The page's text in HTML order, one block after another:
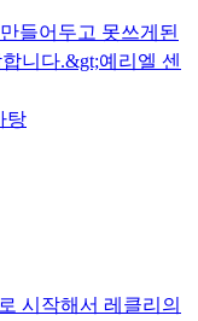
들어두고 못쓰게된
니다.&gt;예리엘 센
탕
시작해서 레클리의